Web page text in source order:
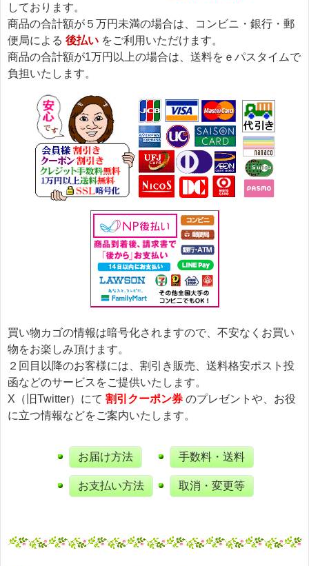
しております。
商品の合計額が５万円未満の場合は、コンビニ・銀行・郵
便局による 後払い をご利用いただけます。
商品の合計額が1万円以上の場合は、送料をｅパスタイムで
負担いたします。
買い物カゴの情報は暗号化されますので、不安なくお買い
物をお楽しみ頂けます。
２回目以降のお客様には、割引き販売、送料格安ポスト投
函などのサービスをご提供いたします。
X（旧Twitter）にて 割引クーポン券 のプレゼントや、お役
に立つ情報などをご案内いたします。
お届け方法
お支払い方法
手数料・送料
取消・変更等